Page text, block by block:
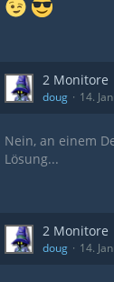
2 Monitore
doug 14.
Nein, an einem
Lösung...
2 Monitore
doug 14.